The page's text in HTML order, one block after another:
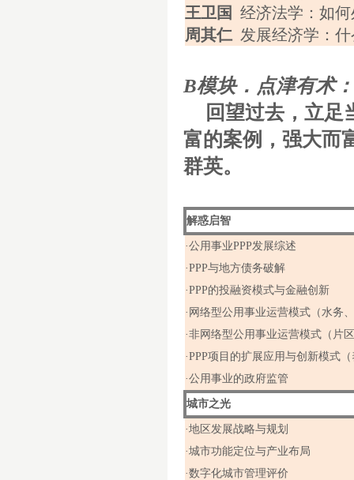
王卫国 经济法学 ：如
周其仁 发展经济学：
B模块． 点津有术
回望过去，立足
富的案例，强大而
群英。
解惑启智
·公用事业PPP发展综述
·PPP与地方债务破解
·PPP的投融资模式与金融创新
·网络型公用事业运营模式（水务
·非网络型公用事业运营模式（片
·PPP项目的扩展应用与创新模式
·公用事业的政府监管
城市之光
·地区发展战略与规划
·城市功能定位与产业布局
·数字化城市管理评价